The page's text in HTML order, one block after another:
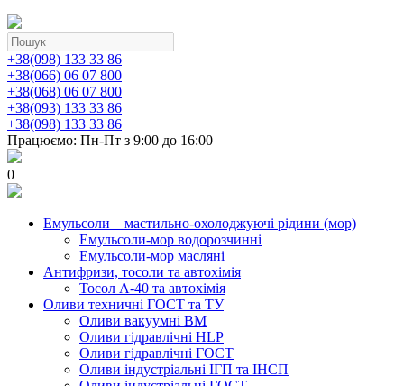
+38(098) 133 33 86
+38(066) 06 07 800
+38(068) 06 07 800
+38(093) 133 33 86
+38(098) 133 33 86
Працюємо: Пн-Пт з 9:00 до 16:00
0
Емульсоли – мастильно-охолоджуючі рідини (мор)
Емульсоли-мор водорозчинні
Емульсоли-мор масляні
Антифризи, тосоли та автохімія
Тосол А-40 та автохімія
Оливи техничні ГОСТ та ТУ
Оливи вакуумні ВМ
Оливи гідравлічні HLP
Оливи гідравлічні ГОСТ
Оливи індустріальні ІГП та ІНСП